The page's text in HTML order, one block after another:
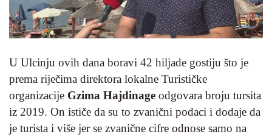
U Ulcinju ovih dana boravi 42 hiljade gostiju što je
prema riječima direktora lokalne Turističke
organizacije Gzima Hajdinage odgovara broju tursita
iz 2019. On ističe da su to zvanični podaci i dodaje da
je turista i više jer se zvanične cifre odnose samo na